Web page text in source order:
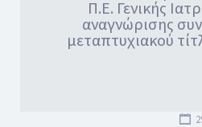
Π.Ε. Γενικής
αναγνώρισης
μεταπτυχιακού